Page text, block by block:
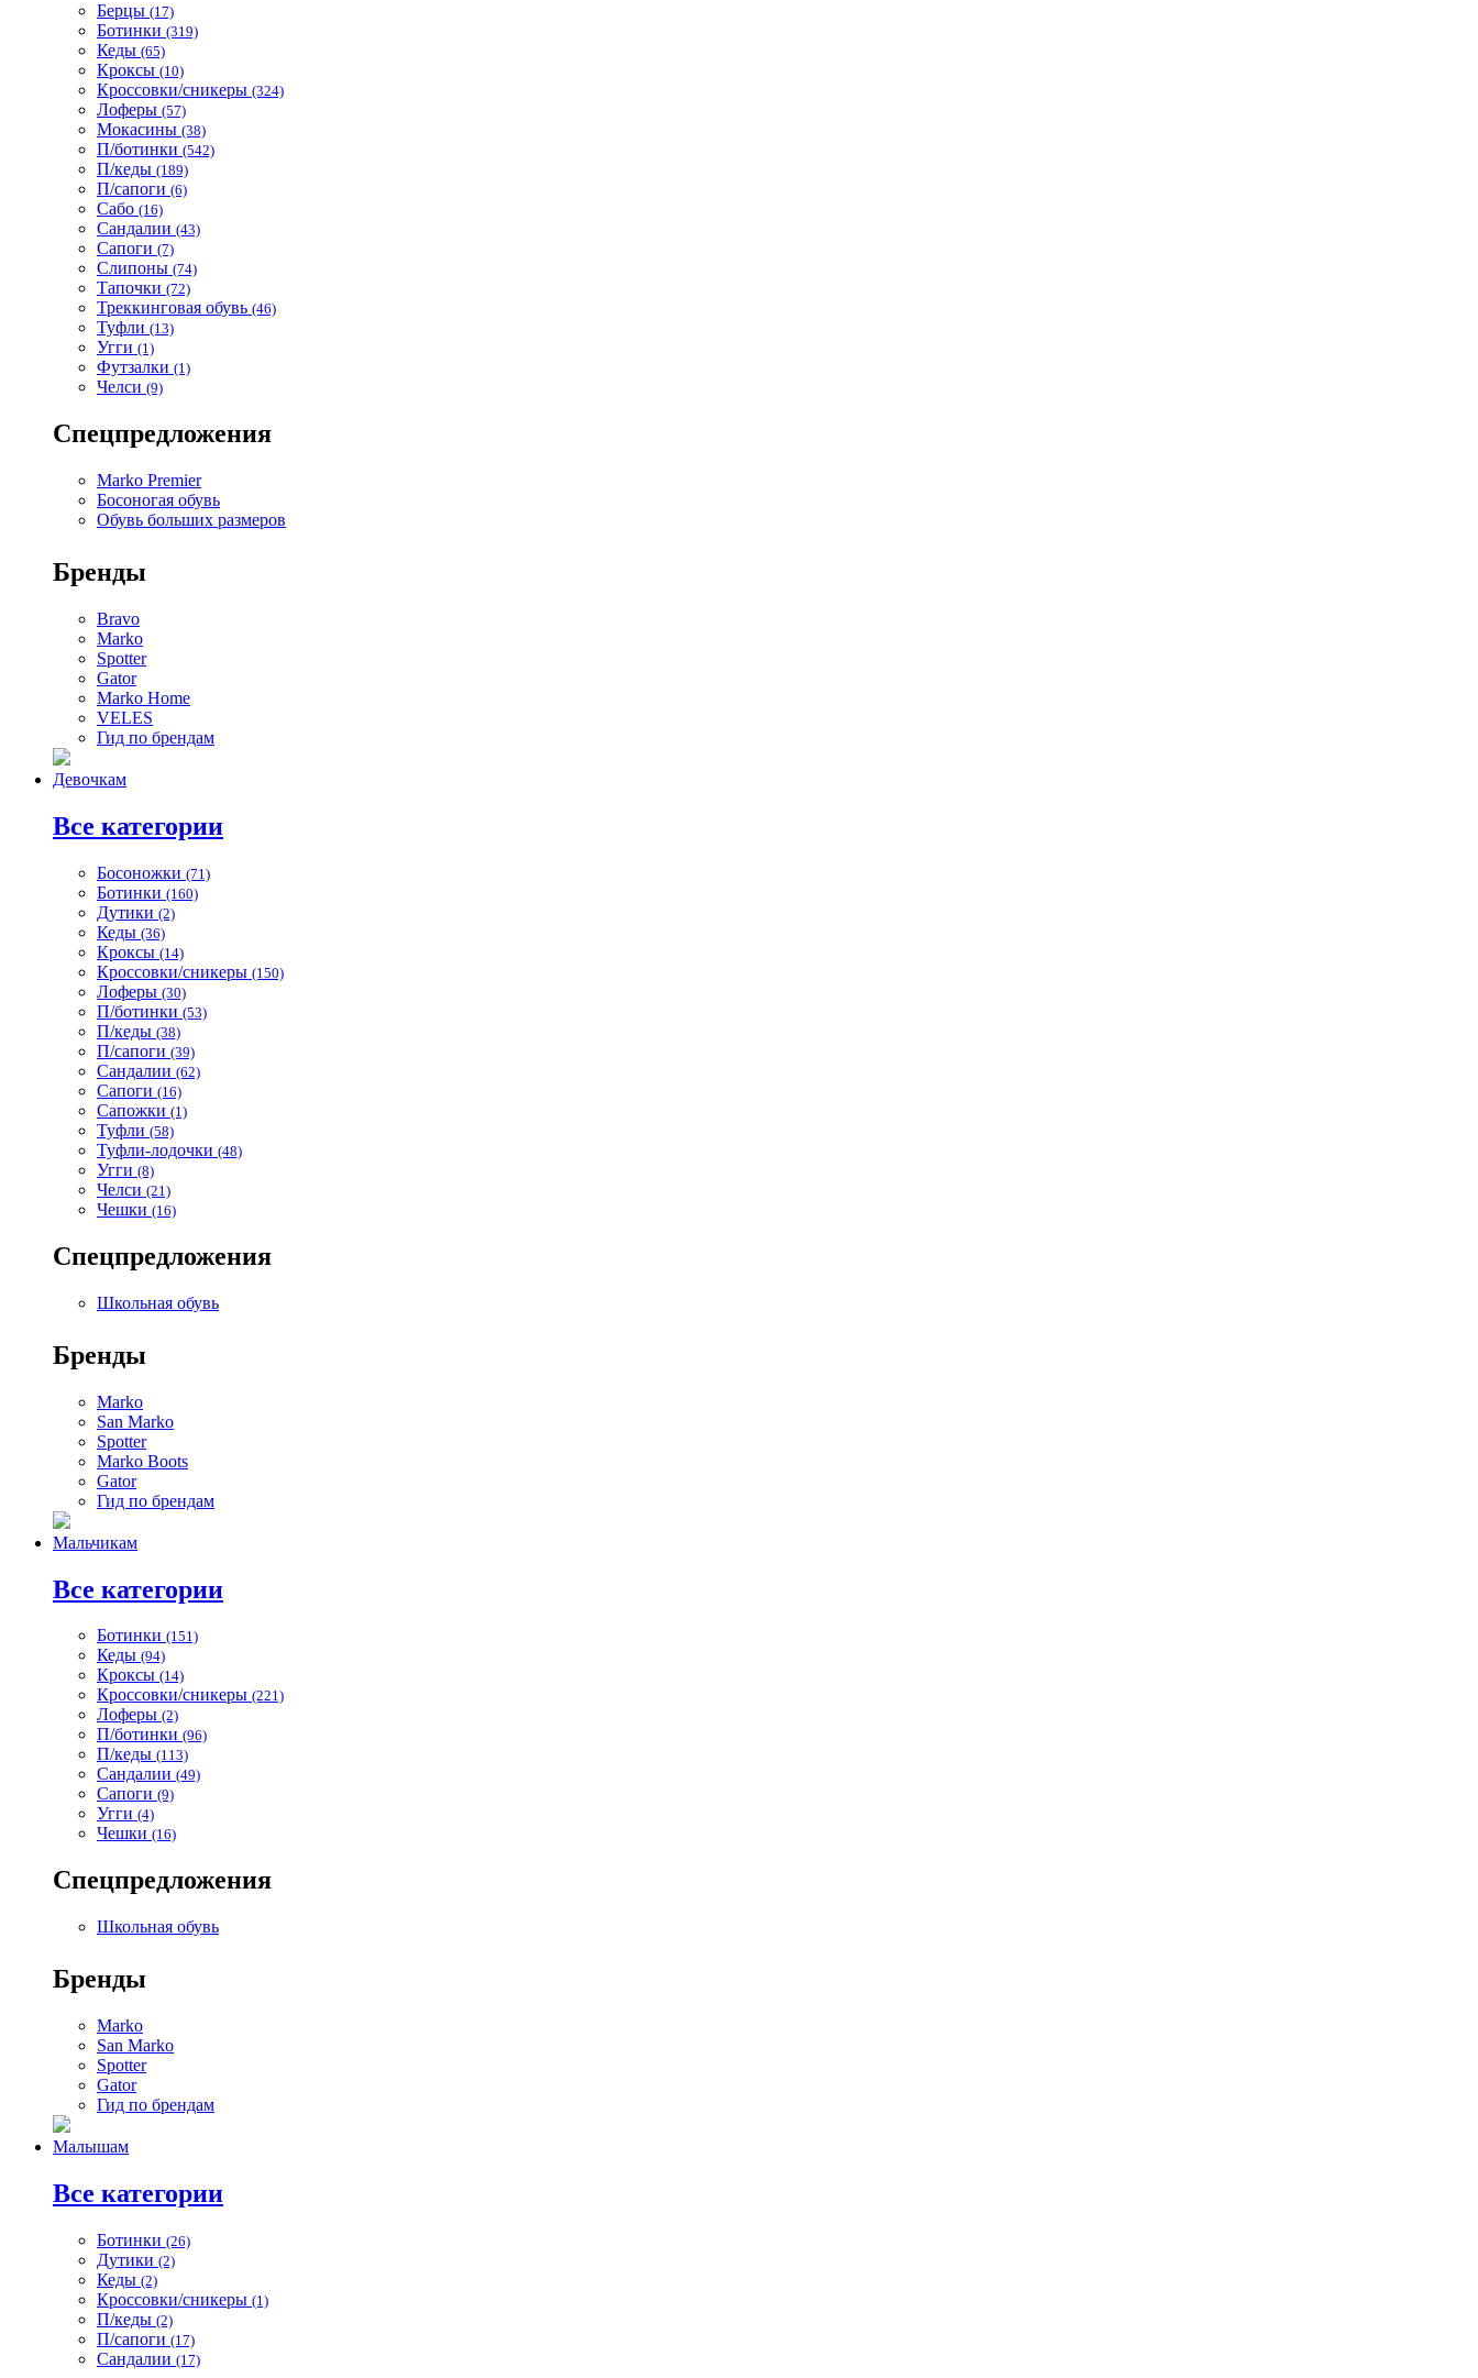
Берцы (17)
Ботинки (319)
Кеды (65)
Кроксы (10)
Кроссовки/сникеры (324)
Лоферы (57)
Мокасины (38)
П/ботинки (542)
П/кеды (189)
П/сапоги (6)
Сабо (16)
Сандалии (43)
Сапоги (7)
Слипоны (74)
Тапочки (72)
Треккинговая обувь (46)
Туфли (13)
Угги (1)
Футзалки (1)
Челси (9)
Спецпредложения
Marko Premier
Босоногая обувь
Обувь больших размеров
Бренды
Bravo
Marko
Spotter
Gator
Marko Home
VELES
Гид по брендам
Девочкам
Все категории
Босоножки (71)
Ботинки (160)
Дутики (2)
Кеды (36)
Кроксы (14)
Кроссовки/сникеры (150)
Лоферы (30)
П/ботинки (53)
П/кеды (38)
П/сапоги (39)
Сандалии (62)
Сапоги (16)
Сапожки (1)
Туфли (58)
Туфли-лодочки (48)
Угги (8)
Челси (21)
Чешки (16)
Спецпредложения
Школьная обувь
Бренды
Marko
San Marko
Spotter
Marko Boots
Gator
Гид по брендам
Мальчикам
Все категории
Ботинки (151)
Кеды (94)
Кроксы (14)
Кроссовки/сникеры (221)
Лоферы (2)
П/ботинки (96)
П/кеды (113)
Сандалии (49)
Сапоги (9)
Угги (4)
Чешки (16)
Спецпредложения
Школьная обувь
Бренды
Marko
San Marko
Spotter
Gator
Гид по брендам
Малышам
Все категории
Ботинки (26)
Дутики (2)
Кеды (2)
Кроссовки/сникеры (1)
П/кеды (2)
П/сапоги (17)
Сандалии (17)